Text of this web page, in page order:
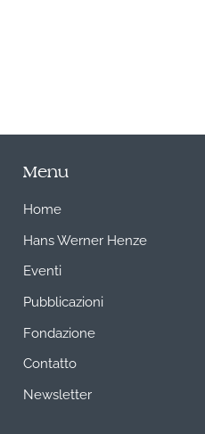
Menu
Home
Hans Werner Henze
Eventi
Pubblicazioni
Fondazione
Contatto
Newsletter